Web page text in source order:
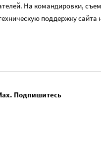
На командировки,
поддержку сайта
Подпишитесь